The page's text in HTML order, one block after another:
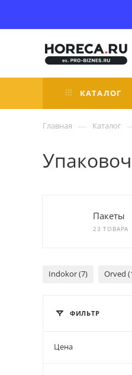
КАТАЛОГ
Главная — Каталог
Пакеты
23 ТОВАРА
Indokor (7) Orved
ФИЛЬТР
Цена